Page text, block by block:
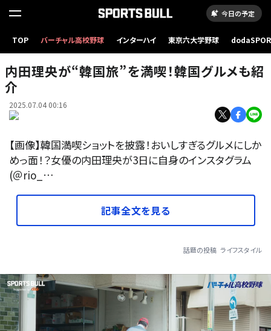
今日の予定
TOP バーチャル高校野球 インターハイ 東京六大学野球
内田理央が“韓国旅”を満喫！韓国グルメも紹
介
2025.07.04 00:16
【画像】韓国満喫ショットを披露！おいしすぎるグルメにしか
めっ面！？女優の内田理央が3日に自身のインスタグラム
(＠rio_…
記事全文を見る
話題の投稿 ライフスタイル